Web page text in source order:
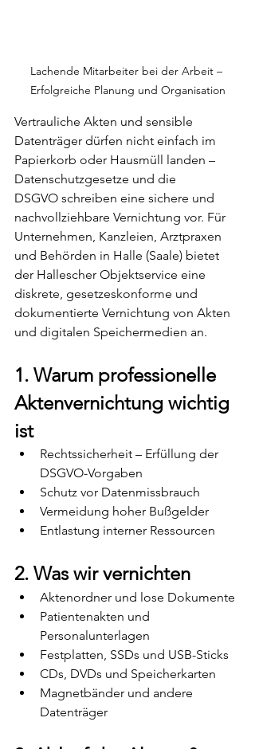
Lachende Mitarbeiter bei der Arbeit –
Erfolgreiche Planung und Organisation
Vertrauliche Akten und sensible
Datenträger dürfen nicht einfach im
Papierkorb oder Hausmüll landen –
Datenschutzgesetze und die
DSGVO schreiben eine sichere und
nachvollziehbare Vernichtung vor. Für
Unternehmen, Kanzleien, Arztpraxen
und Behörden in Halle (Saale) bietet
der Hallescher Objektservice eine
diskrete, gesetzeskonforme und
dokumentierte Vernichtung von Akten
und digitalen Speichermedien an.
1. Warum professionelle
Aktenvernichtung wichtig
ist
Rechtssicherheit – Erfüllung der
DSGVO-Vorgaben
Schutz vor Datenmissbrauch
Vermeidung hoher Bußgelder
Entlastung interner Ressourcen
2. Was wir vernichten
Aktenordner und lose Dokumente
Patientenakten und
Personalunterlagen
Festplatten, SSDs und USB-Sticks
CDs, DVDs und Speicherkarten
Magnetbänder und andere
Datenträger